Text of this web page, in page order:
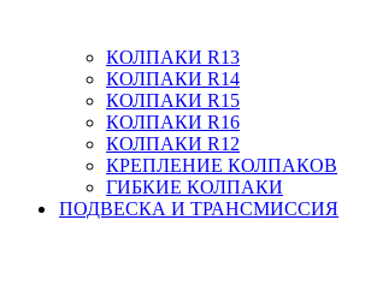
КОЛПАКИ R13
КОЛПАКИ R14
КОЛПАКИ R15
КОЛПАКИ R16
КОЛПАКИ R12
КРЕПЛЕНИЕ КОЛПАКОВ
ГИБКИЕ КОЛПАКИ
ПОДВЕСКА И ТРАНСМИССИЯ